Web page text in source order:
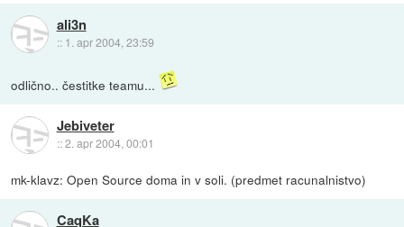
ali3n
:: 1. apr 2004, 23:59
odlično.. čestitke teamu...
Jebiveter
::2. apr 2004, 00:01
mk-klavz: Open Source doma in v soli. (predmet racunalnistvo)
CaqKa